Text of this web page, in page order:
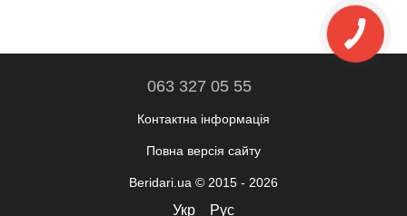
063 327 05 55
Контактна інформація
Повна версія сайту
Beridari.ua © 2015 - 2026
Укр Рус